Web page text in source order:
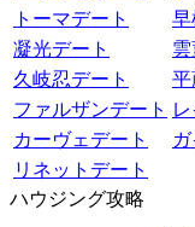
トーマデート
早
凝光デート
雲
久岐忍デート
平
ファルザンデート
カーヴェデート
リネットデート
ハウジング攻略